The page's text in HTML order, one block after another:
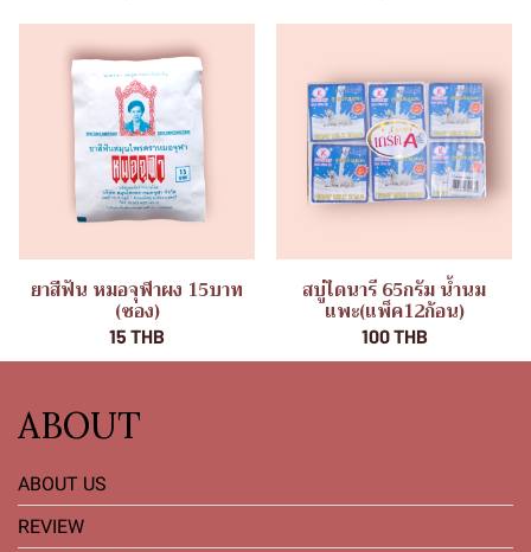
ยาสีฟัน หมอจุฬาผง 15บาท
(ซอง)
15 THB
สบู่ไดนารี 65กรัม น้ำนม
แพะ(แพ็ค12ก้อน)
100 THB
ABOUT
ABOUT US
REVIEW